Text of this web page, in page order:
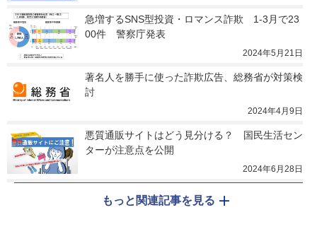
急増するSNS型投資・ロマンス詐欺　1-3月で23
00件　警察庁発表
2024年5月21日
著名人を勝手に使った詐欺広告、総務省が対策検
討
2024年4月9日
悪質通販サイトはどう見分ける？　国民生活セン
ターが注意点を公開
2024年6月28日
もっと関連記事を見る